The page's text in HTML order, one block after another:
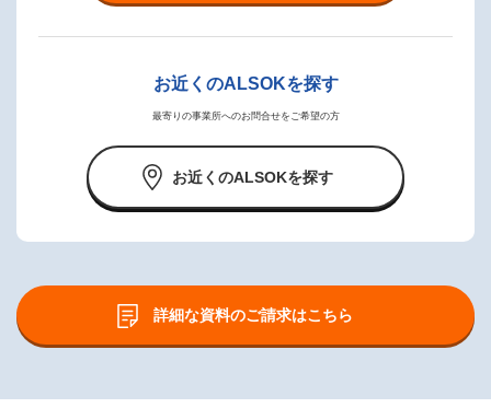
お近くのALSOKを探す
最寄りの事業所へのお問合せをご希望の方
お近くのALSOKを探す
詳細な資料のご請求はこちら